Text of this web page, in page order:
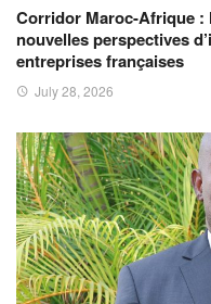
Corridor Maroc-Afrique :
nouvelles perspectives
entreprises françaises
July 28, 2026